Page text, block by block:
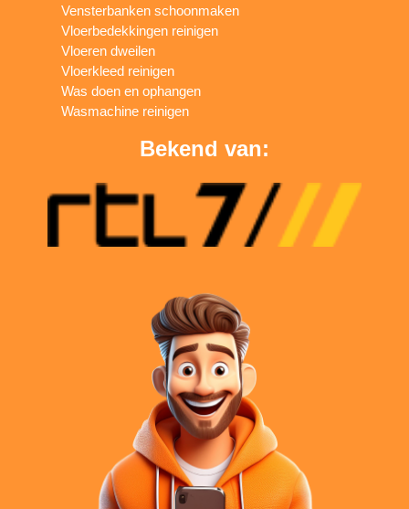
Vensterbanken schoonmaken
Vloerbedekkingen reinigen
Vloeren dweilen
Vloerkleed reinigen
Was doen en ophangen
Wasmachine reinigen
Bekend van: